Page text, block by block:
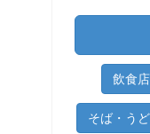
飲食店
そば・う